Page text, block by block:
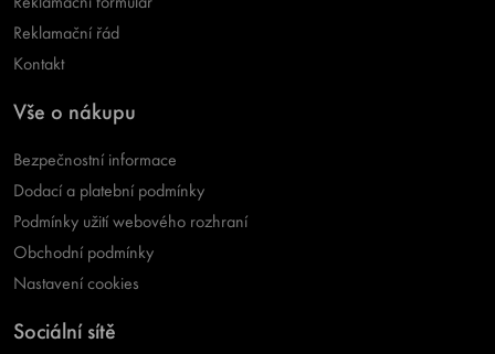
Reklamační řád
Kontakt
Vše o nákupu
Bezpečnostní informace
Dodací a platební podmínky
Podmínky užití webového rozhraní
Obchodní podmínky
Nastavení cookies
Sociální sítě